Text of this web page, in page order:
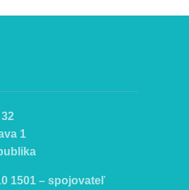
1
1501 – spojovateľ